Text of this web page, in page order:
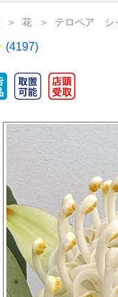
花 テロペア シ
(4197)